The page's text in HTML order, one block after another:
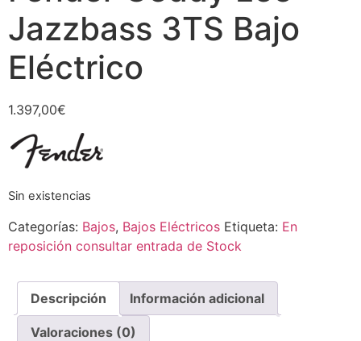
Jazzbass 3TS Bajo
Eléctrico
1.397,00€
Sin existencias
Categorías: Bajos, Bajos Eléctricos Etiqueta: En
reposición consultar entrada de Stock
Descripción Información adicional
Valoraciones (0)